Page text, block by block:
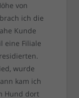
von
ich die
Kunde
eine Filiale
wurde
kam ich
Hund dort